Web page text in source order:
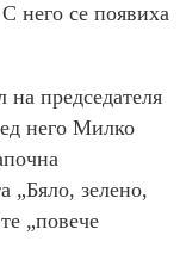
него се появиха
на председателя
него Милко
„Бяло, зелено,
„повече